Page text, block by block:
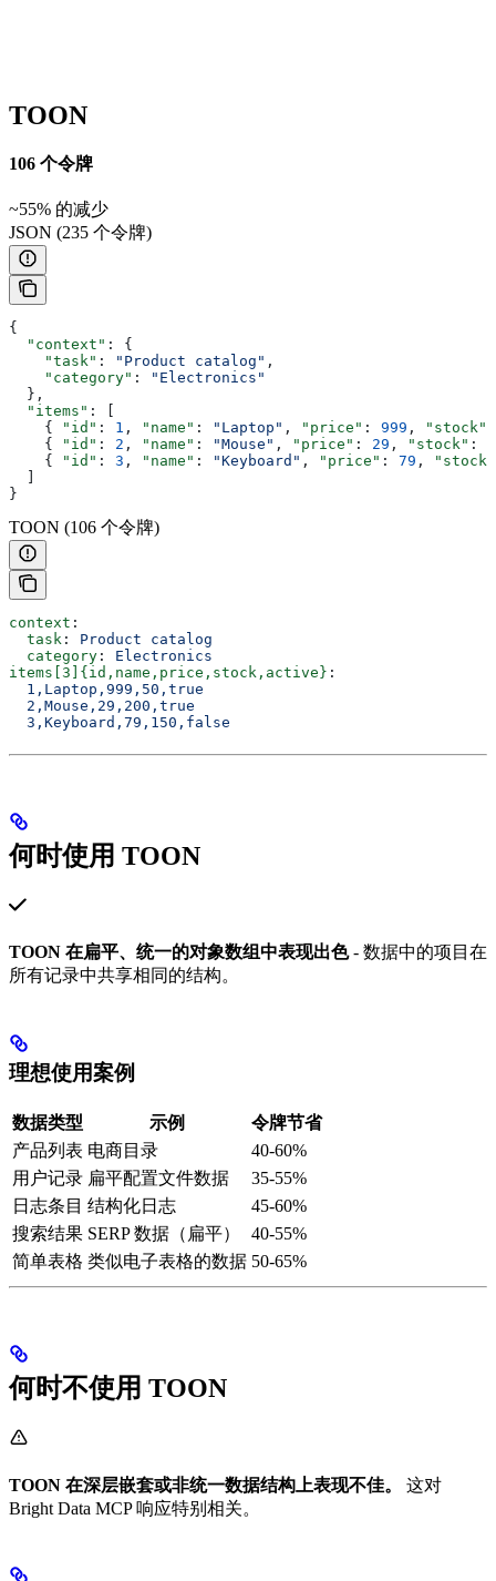
TOON
106 个令牌
~55% 的减少
JSON (235 个令牌)
{
  "context"
: {
    "task"
: "Product catalog" ,
    "category"
:
"Electronics"
  },
  "items"
: [
    {
"id" : 1 , "name" : "Laptop" , "price" : 999 , "stock"
    {
"id" : 2 , "name" : "Mouse" , "price" : 29 , "stock" :
    {
"id" : 3 , "name" : "Keyboard" , "price" : 79 ,
"stock"
  ]
}
TOON (106 个令牌)
context :
  task
: Product catalog
  category
: Electronics
items[3]{id,name,price,stock,active} :
  1,Laptop,999,50,true
  2,Mouse,29,200,true
  3,Keyboard,79,150,false
何时使用 TOON
TOON 在扁平、统一的对象数组中表现出色- 数据中的项目在
所有记录中共享相同的结构。
理想使用案例
数据类型 示例
令牌节省
产品列表 电商目录
40-60%
用户记录 扁平配置文件数据
35-55%
日志条目 结构化日志
45-60%
搜索结果 SERP 数据（扁平）
40-55%
简单表格 类似电子表格的数据 50-65%
何时不使用 TOON
TOON 在深层嵌套或非统一数据结构上表现不佳。
这对
Bright Data MCP 响应特别相关。